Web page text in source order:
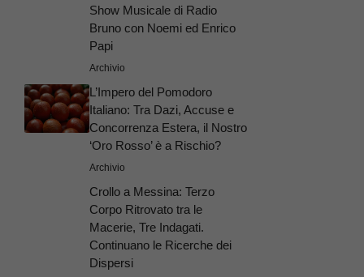
Show Musicale di Radio
Bruno con Noemi ed Enrico
Papi
Archivio
L’Impero del Pomodoro
Italiano: Tra Dazi, Accuse e
Concorrenza Estera, il Nostro
‘Oro Rosso’ è a Rischio?
Archivio
Crollo a Messina: Terzo
Corpo Ritrovato tra le
Macerie, Tre Indagati.
Continuano le Ricerche dei
Dispersi